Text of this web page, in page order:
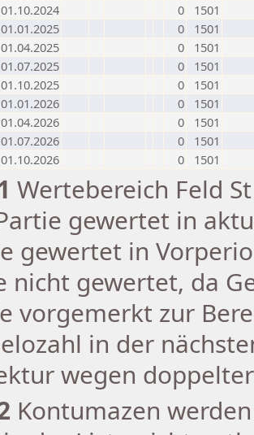
0
1501
0
1501
0
1501
0
1501
0
1501
0
1501
0
1501
0
1501
0 1501
Wertebereich Feld
gewertet in
gewertet in
nicht gewertet, da
vorgemerkt zur
in der
wegen
Kontumazen